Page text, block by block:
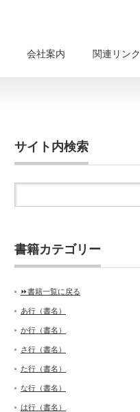
会社案内 関連リンク
サイト内検索
書籍カテゴリー
⏩書籍一覧に戻る
あ行（書名）
か行（書名）
さ行（書名）
た行（書名）
な行（書名）
は行（書名）